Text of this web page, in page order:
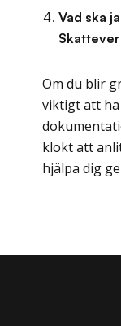
Vad ska
Om du blir
viktigt att
klokt att
hjälpa dig